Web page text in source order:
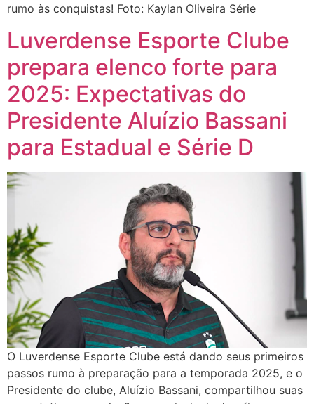
rumo às conquistas! Foto: Kaylan Oliveira Série
Luverdense Esporte Clube
prepara elenco forte para
2025: Expectativas do
Presidente Aluízio Bassani
para Estadual e Série D
O Luverdense Esporte Clube está dando seus primeiros
passos rumo à preparação para a temporada 2025, e o
Presidente do clube, Aluízio Bassani, compartilhou suas